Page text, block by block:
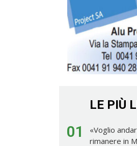
LE PIÙ
01
«Voglio
rimanere in